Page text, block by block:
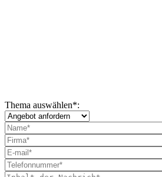
Thema auswählen*: